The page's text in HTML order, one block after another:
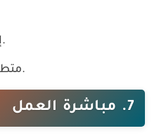
إجراءات الجودة والسلامة.
متطلبات القسم أو المشروع.
7. مباشرة العمل